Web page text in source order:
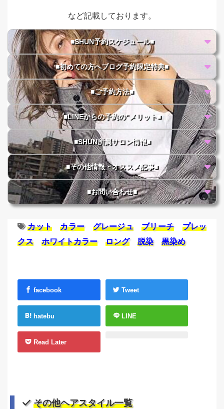
など記載しております。
■SHUN予約スケジュール■
■初めての方へブログ予約限定特典■
■ご予約方法■
■LINEからの予約の"メリット■
■SHUN所属サロン情報■
■その他情報・オススメ記事■
■お問い合わせ■
カット カラー グレージュ ブリーチ
プレッ
クス
ホワイトカラー ロング 脱染 黒染め
facebook Tweet
hatebu LINE
Read Later
その他ヘアスタイル一覧